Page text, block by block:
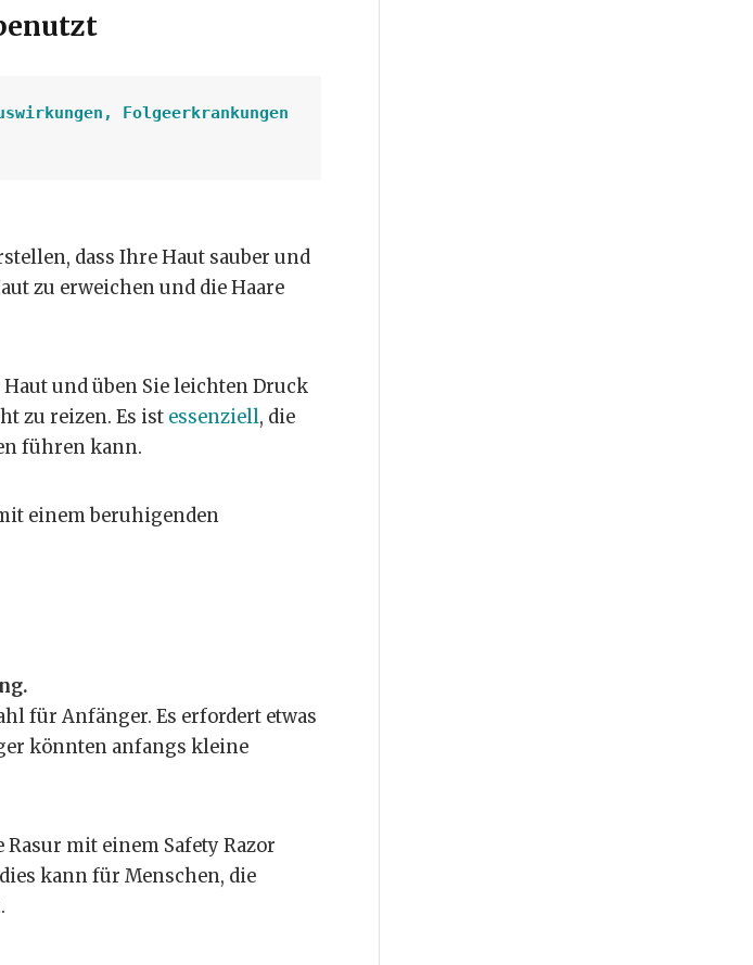
Folgeerkrankungen
dass Ihre Haut sauber und
zu erweichen und die Haare
und üben Sie leichten Druck
zu reizen. Es ist essenziell, die
führen kann.
einem beruhigenden
für Anfänger. Es erfordert etwas
könnten anfangs kleine
mit einem Safety Razor
kann für Menschen, die